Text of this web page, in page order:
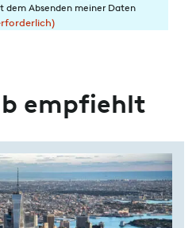
dem Absenden meiner Daten
empfiehlt